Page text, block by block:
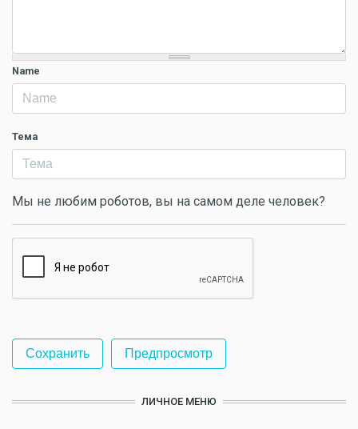
Name
Тема
Мы не любим роботов, вы на самом деле человек?
ЛИЧНОЕ МЕНЮ